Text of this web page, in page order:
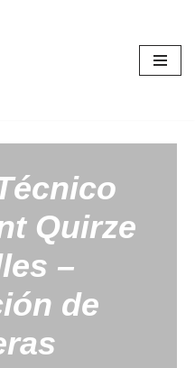
Quirze
–
de